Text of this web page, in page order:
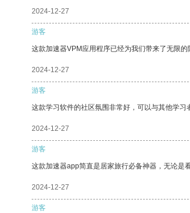
2024-12-27
游客
这款加速器VPM应用程序已经为我们带来了无限的
2024-12-27
游客
这款学习软件的社区氛围非常好，可以与其他学习
2024-12-27
游客
这款加速器app简直是居家旅行必备神器，无论是
2024-12-27
游客